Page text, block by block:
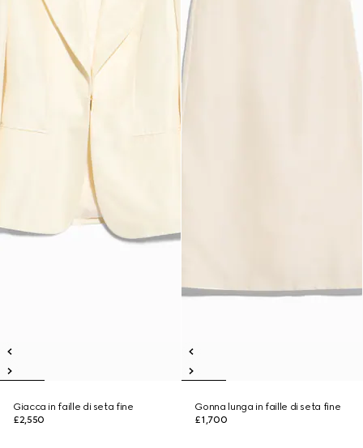
Giacca in faille di seta fine
£2,550
Gonna lunga in faille di seta fine
£1,700